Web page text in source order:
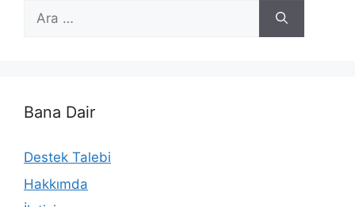
için
Bana Dair
Destek Talebi
Hakkımda